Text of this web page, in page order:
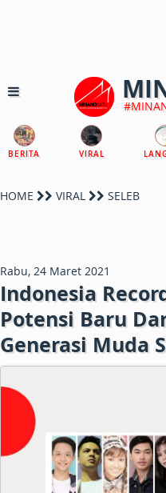
BERITA VIRAL
HOME VIRAL SELEB
Rabu, 24 Maret 2021
Indonesia
Potensi Baru
Generasi Muda